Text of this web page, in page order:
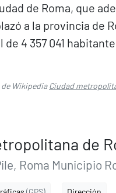
de Roma, que
a la provincia de
4 357 041
WikipediaCiudad
de
Roma Municipio